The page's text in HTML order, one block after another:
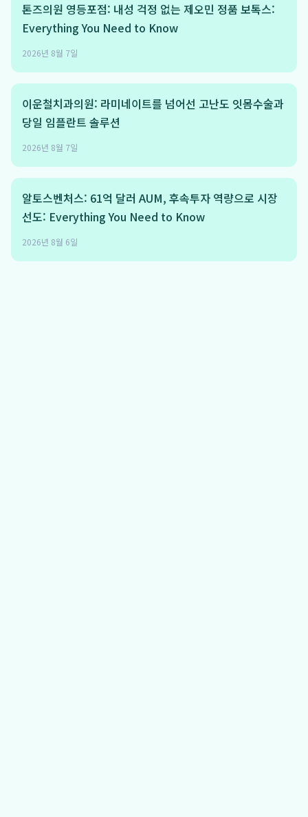
톤즈의원 영등포점: 내성 걱정 없는 제오민 정품 보톡스:
Everything You Need to Know
2026년 8월 7일
이운철치과의원: 라미네이트를 넘어선 고난도 잇몸수술과
당일 임플란트 솔루션
2026년 8월 7일
알토스벤처스: 61억 달러 AUM, 후속투자 역량으로 시장
선도: Everything You Need to Know
2026년 8월 6일